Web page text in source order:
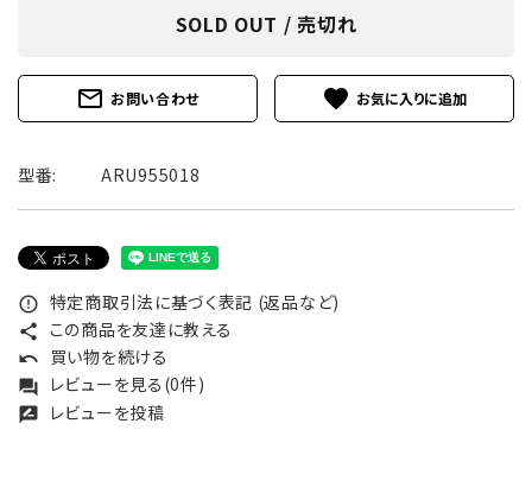
SOLD OUT / 売切れ
mail_outline お問い合わせ favorite
型番: ARU955018
error_outline 特定商取引法に基づく表記 (返品など)
share この商品を友達に教える
undo 買い物を続ける
forum レビューを見る(0件)
rate_review レビューを投稿